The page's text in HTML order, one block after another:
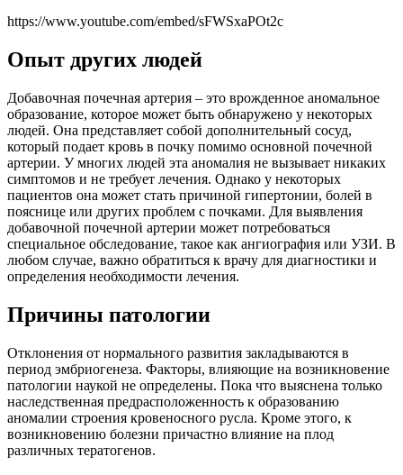
https://www.youtube.com/embed/sFWSxaPOt2c
Опыт других людей
Добавочная почечная артерия – это врожденное аномальное
образование, которое может быть обнаружено у некоторых
людей. Она представляет собой дополнительный сосуд,
который подает кровь в почку помимо основной почечной
артерии. У многих людей эта аномалия не вызывает никаких
симптомов и не требует лечения. Однако у некоторых
пациентов она может стать причиной гипертонии, болей в
пояснице или других проблем с почками. Для выявления
добавочной почечной артерии может потребоваться
специальное обследование, такое как ангиография или УЗИ. В
любом случае, важно обратиться к врачу для диагностики и
определения необходимости лечения.
Причины патологии
Отклонения от нормального развития закладываются в
период эмбриогенеза. Факторы, влияющие на возникновение
патологии наукой не определены. Пока что выяснена только
наследственная предрасположенность к образованию
аномалии строения кровеносного русла. Кроме этого, к
возникновению болезни причастно влияние на плод
различных тератогенов.